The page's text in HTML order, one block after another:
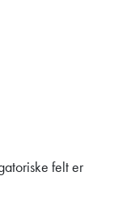
felt er